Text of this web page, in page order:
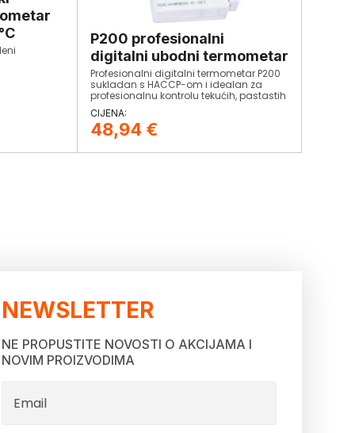
P200 profesionalni
digitalni ubodni termometar
Profesionalni digitalni termometar P200
sukladan s HACCP-om i idealan za
profesionalnu kontrolu tekućih, pastastih
i polukrutih materijala.
48,94 €
NEWSLETTER
NE PROPUSTITE NOVOSTI O AKCIJAMA I
NOVIM PROIZVODIMA